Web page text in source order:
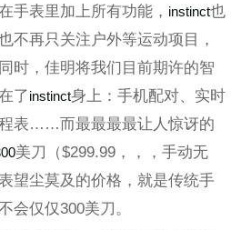
手表里加上所有功能， instinct也
不再只关注户外等运动项目，
时，佳明将我们目前期许的智
了instinct身上：手机配对、实时
表……而最最最最让人惊讶的
美刀（$299.99，，，手动无
望尘莫及的价格，就是传统手
会仅仅300美刀。